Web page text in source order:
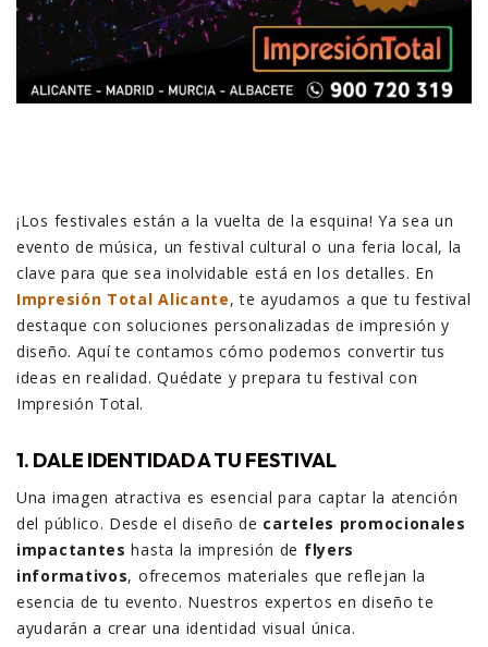
¡Los festivales están a la vuelta de la esquina! Ya sea un
evento de música, un festival cultural o una feria local, la
clave para que sea inolvidable está en los detalles. En
Impresión Total Alicante, te ayudamos a que tu festival
destaque con soluciones personalizadas de impresión y
diseño. Aquí te contamos cómo podemos convertir tus
ideas en realidad. Quédate y prepara tu festival con
Impresión Total.
1. DALE IDENTIDAD A TU FESTIVAL
Una imagen atractiva es esencial para captar la atención
del público. Desde el diseño de carteles promocionales
impactantes hasta la impresión de flyers
informativos, ofrecemos materiales que reflejan la
esencia de tu evento. Nuestros expertos en diseño te
ayudarán a crear una identidad visual única.